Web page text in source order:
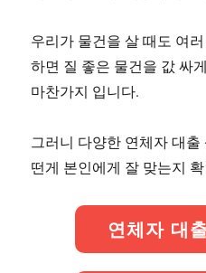
우리가 물건을 살 때도 여
하면 질 좋은 물건을 값 싸
마찬가지 입니다.
그러니 다양한 연체자 대
떤게 본인에게 잘 맞는지
연체자 대